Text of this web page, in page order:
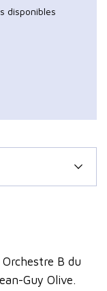
disponibles
B du
Guy Olive.